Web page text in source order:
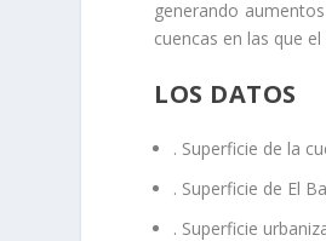
generando
cuencas en las que
LOS DATOS
. Superficie de la
. Superficie de El
. Superficie